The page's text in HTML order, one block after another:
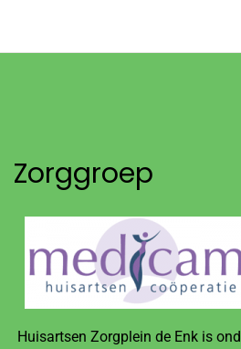
Zorggroep
Huisartsen Zorgplein de Enk is